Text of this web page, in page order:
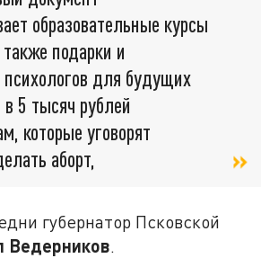
образовательные курсы
подарки и
психологов для будущих
5 тысяч рублей
которые уговорят
аборт,
губернатор Псковской
Ведерников.